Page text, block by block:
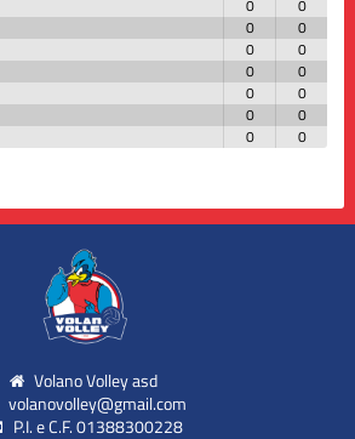
0
0
0
0
0
0
0
0
0
0
0
0
0 0
Volano Volley asd
volanovolley@gmail.com
P.I. e C.F. 01388300228